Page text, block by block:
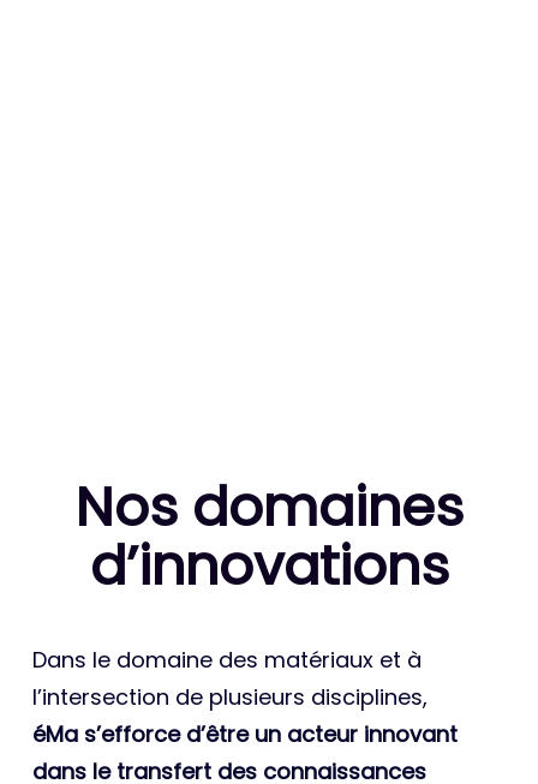
Nos domaines
d’innovations
Dans le domaine des matériaux et à
l’intersection de plusieurs disciplines,
éMa s’efforce d’être un acteur innovant
dans le transfert des connaissances